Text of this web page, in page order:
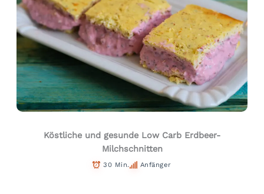
Köstliche und gesunde Low Carb Erdbeer-
Milchschnitten
30 Min. Anfänger